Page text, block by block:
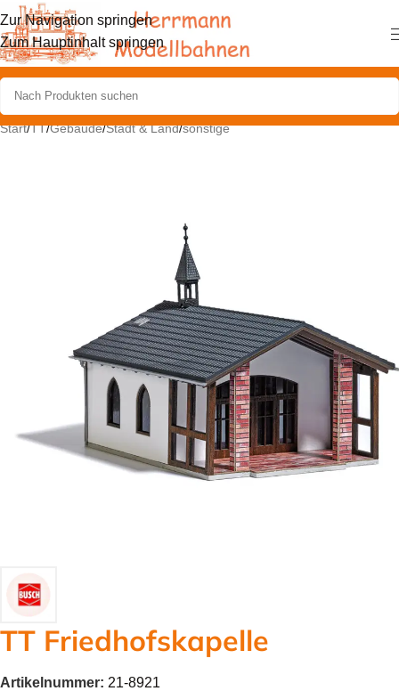
Zur Navigation springen
Zum Hauptinhalt springen
Start/TT/Gebäude/Stadt & Land/sonstige
TT Friedhofskapelle
Artikelnummer: 21-8921